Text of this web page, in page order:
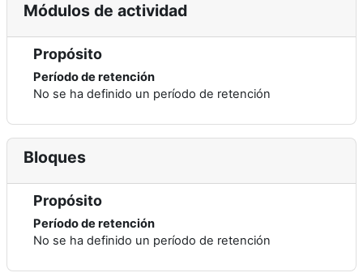
Módulos de actividad
Propósito
Período de retención
No se ha definido un período de retención
Bloques
Propósito
Período de retención
No se ha definido un período de retención